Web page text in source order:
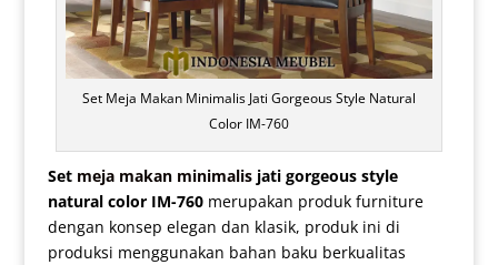
Set Meja Makan Minimalis Jati Gorgeous Style Natural
Color IM-760
Set meja makan minimalisjati gorgeous style
natural color IM-760merupakan produk furniture
dengan konsep elegan dan klasik, produk ini di
produksi menggunakan bahan baku berkualitas